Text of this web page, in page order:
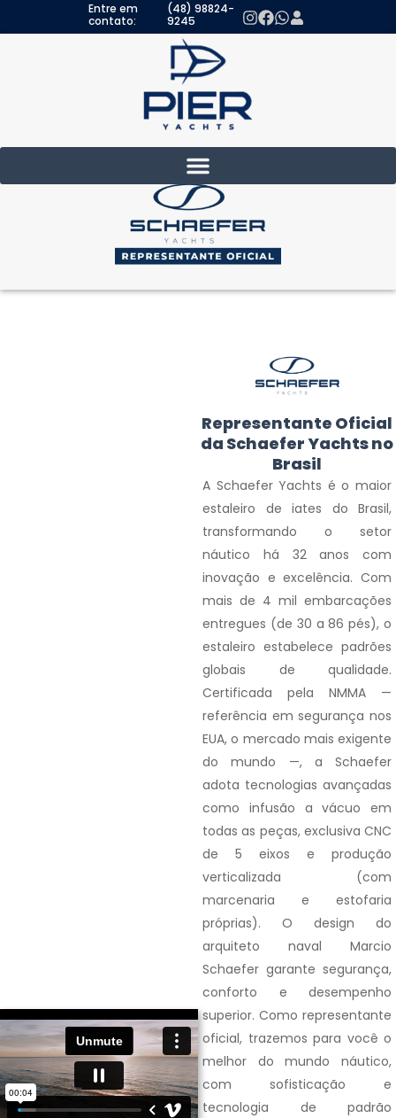
Entre em
contato:
(48) 98824-
9245
Representante Oficial
da Schaefer Yachts no
Brasil
A Schaefer Yachts é o maior
estaleiro de iates do Brasil,
transformando o setor
náutico há 32 anos com
inovação e excelência. Com
mais de 4 mil embarcações
entregues (de 30 a 86 pés), o
estaleiro estabelece padrões
globais de qualidade.
Certificada pela NMMA —
referência em segurança nos
EUA, o mercado mais exigente
do mundo —, a Schaefer
adota tecnologias avançadas
como infusão a vácuo em
todas as peças, exclusiva CNC
de 5 eixos e produção
verticalizada (com
marcenaria e estofaria
próprias). O design do
arquiteto naval Marcio
Schaefer garante segurança,
conforto e desempenho
superior. Como representante
oficial, trazemos para você o
melhor do mundo náutico,
com sofisticação e
tecnologia de padrão